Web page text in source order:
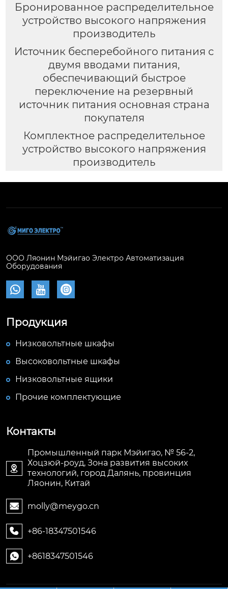
Бронированное распределительное
устройство высокого напряжения
производитель
Источник бесперебойного питания с
двумя вводами питания,
обеспечивающий быстрое
переключение на резервный
источник питания основная страна
покупателя
Комплектное распределительное
устройство высокого напряжения
производитель
ООО Ляонин Мэйигао Электро Автоматизация
Оборудования
  
Продукция
Низковольтные шкафы
Высоковольтные шкафы
Низковольтные ящики
Прочие комплектующие
Контакты

Промышленный парк Мэйигао, № 56-2,
Хоцзюй-роуд, Зона развития высоких
технологий, город Далянь, провинция
Ляонин, Китай
 molly@meygo.cn
 +86-18347501546
 +8618347501546